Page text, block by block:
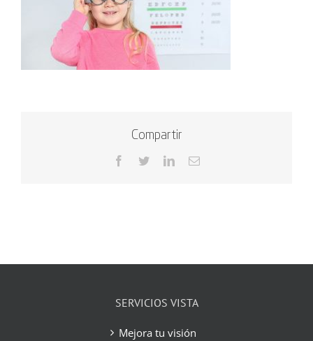
Compartir
Facebook
TwitterLinkedInCorreo
SERVICIOS VISTA
Mejora tu visión